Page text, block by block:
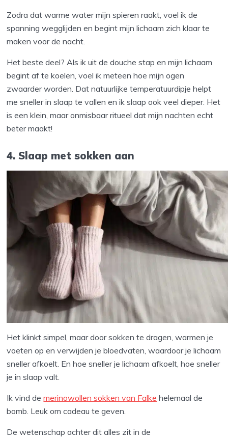
Zodra dat warme water mijn spieren raakt, voel ik de
spanning wegglijden en begint mijn lichaam zich klaar te
maken voor de nacht.
Het beste deel? Als ik uit de douche stap en mijn lichaam
begint af te koelen, voel ik meteen hoe mijn ogen
zwaarder worden. Dat natuurlijke temperatuurdipje helpt
me sneller in slaap te vallen en ik slaap ook veel dieper. Het
is een klein, maar onmisbaar ritueel dat mijn nachten echt
beter maakt!
4. Slaap met sokken aan
Het klinkt simpel, maar door sokken te dragen, warmen je
voeten op en verwijden je bloedvaten, waardoor je lichaam
sneller afkoelt. En hoe sneller je lichaam afkoelt, hoe sneller
je in slaap valt.
Ik vind demerinowollen sokken van Falke helemaal de
bomb. Leuk om cadeau te geven.
De wetenschap achter dit alles zit in de